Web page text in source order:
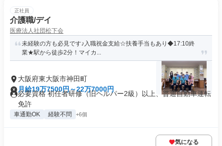
正社員
介護職/デイ
医療法人社団松下会
未経験の方も必見です♪入職祝金支給☆扶養手当もあり◆17:10終
業★駅から徒歩2分！マイカ...
大阪府東大阪市神田町
月給19万7500円～22万7000円
必要資格 初任者研修（旧ヘルパー2級）以上、普通自動車運転
免許
車通勤OK 経験不問 +6個
気になる